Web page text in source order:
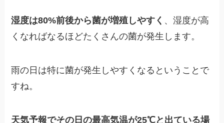
湿度は80%前後から菌が増殖しやすく 、湿度が高
くなればなるほどたくさんの菌が発生します。
雨の日は特に菌が発生しやすくなるということで
すね。
天気予報でその日の最高気温が25℃と出ている場